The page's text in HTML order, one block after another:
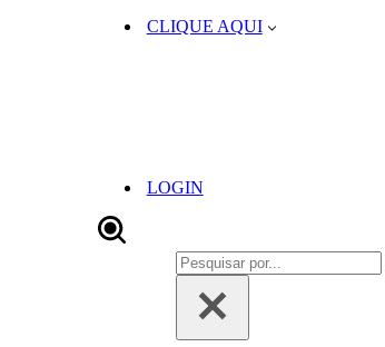
CLIQUE AQUI
LOGIN
Pesquisar
por...